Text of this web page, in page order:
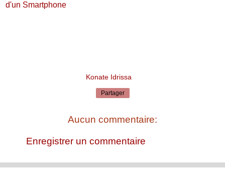
d'un Smartphone
Konate Idrissa
Partager
Aucun commentaire:
Enregistrer un commentaire